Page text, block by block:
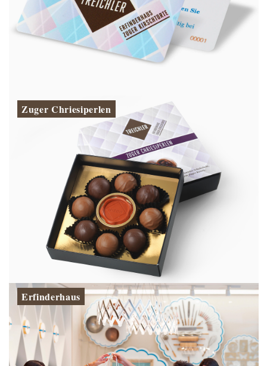
Zuger Chriesiperlen
Erfinderhaus